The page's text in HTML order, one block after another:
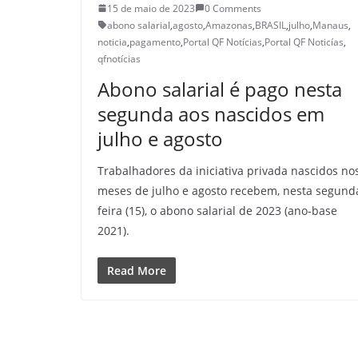
15 de maio de 2023
0 Comments
abono salarial,agosto,Amazonas,BRASIL,julho,Manaus,
noticia,pagamento,Portal QF Notícias,Portal QF Noticías,
qfnotícias
Abono salarial é pago nesta
segunda aos nascidos em
julho e agosto
Trabalhadores da iniciativa privada nascidos
meses de julho e agosto recebem, nesta
feira (15), o abono salarial de 2023 (ano-base
2021).
Read More